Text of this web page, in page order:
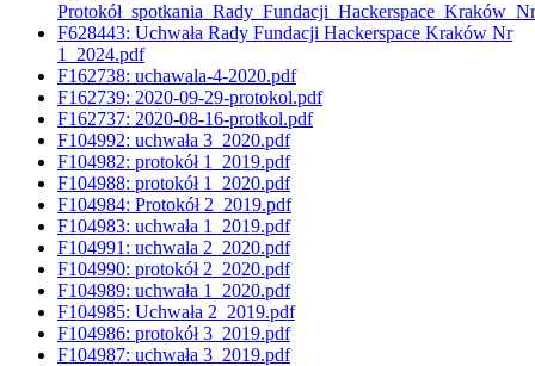
F628443: Uchwała Rady Fundacji Hackerspace Kraków Nr
1_2024.pdf
F162738: uchawala-4-2020.pdf
F162739: 2020-09-29-protokol.pdf
F162737: 2020-08-16-protkol.pdf
F104992: uchwała 3_2020.pdf
F104982: protokół 1_2019.pdf
F104988: protokół 1_2020.pdf
F104984: Protokół 2_2019.pdf
F104983: uchwała 1_2019.pdf
F104991: uchwala 2_2020.pdf
F104990: protokół 2_2020.pdf
F104989: uchwała 1_2020.pdf
F104985: Uchwała 2_2019.pdf
F104986: protokół 3_2019.pdf
F104987: uchwała 3_2019.pdf